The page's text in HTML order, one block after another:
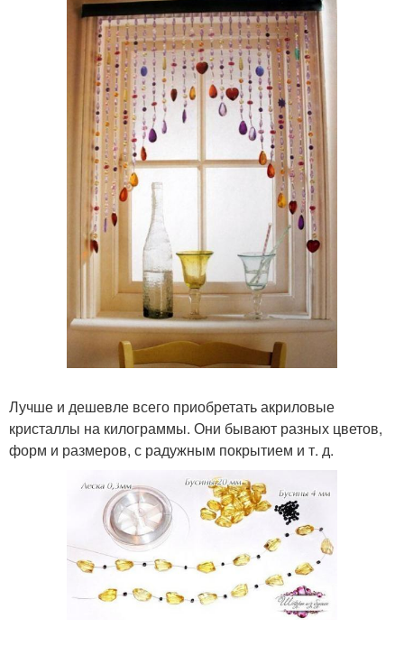
Лучше и дешевле всего приобретать акриловые
кристаллы на килограммы. Они бывают разных цветов,
форм и размеров, с радужным покрытием и т. д.